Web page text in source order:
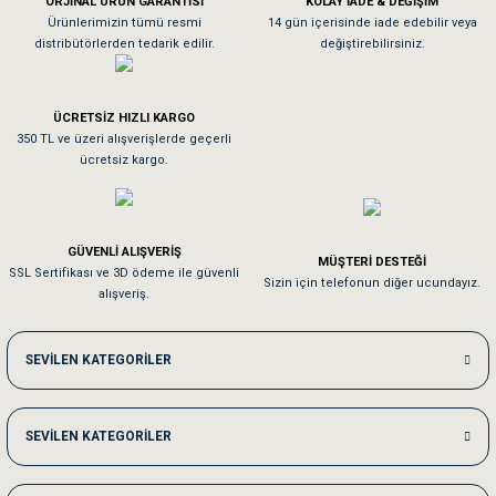
As**** Tu******
Tavşanım kafesinin kalitesine ve paketlemesine bayıldım
Sa**** On******
Kedilerim beğeniyorlar. Memnunuz. Uygun fiyatta olması iyi.
Me***** Ya******
Akşam verdiğim sipariş bir sonraki gün elime ulaştı. Jack russell köpeğim
Ka***** Ar******
Ürünlerimizin tümü resmi
distribütörlerden tedarik edilir.
14 gün içerisinde iade edebilir veya
değiştirebilirsiniz.
ÜCRETSİZ HIZLI KARGO
350 TL ve üzeri alışverişlerde geçerli
ücretsiz kargo.
GÜVENLİ ALIŞVERİŞ
SSL Sertifikası ve 3D ödeme ile güvenli
alışveriş.
MÜŞTERİ DESTEĞİ
Sizin için telefonun diğer ucundayız.
SEVİLEN KATEGORİLER
SEVİLEN KATEGORİLER